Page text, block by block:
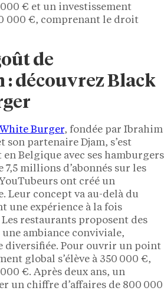
€ et un investissement
000 €, comprenant le droit
de
: découvrez Black
Burger, fondée par Ibrahim
son partenaire Djam, s’est
en Belgique avec ses hamburgers
7,5 millions d’abonnés sur les
ont créé un
Leur concept va au-delà du
une expérience à la fois
restaurants proposent des
ambiance conviviale,
diversifiée. Pour ouvrir un point
global s’élève à 350 000 €,
€. Après deux ans, un
un chiffre d’affaires de 800 000